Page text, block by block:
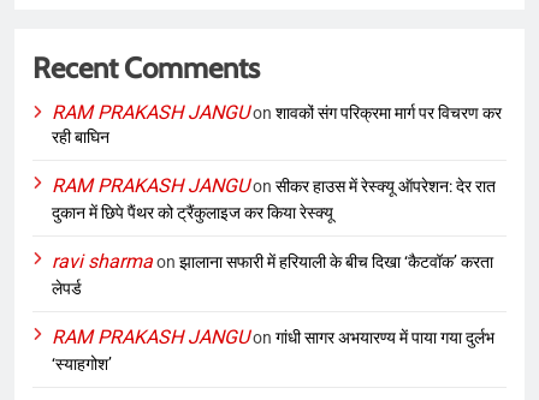
Recent Comments
RAM PRAKASH JANGUon शावकों संग परिक्रमा मार्ग पर विचरण कर
रही बाघिन
RAM PRAKASH JANGUon सीकर हाउस में रेस्क्यू ऑपरेशन: देर रात
दुकान में छिपे पैंथर को ट्रैंकुलाइज कर किया रेस्क्यू
ravi sharmaon झालाना सफारी में हरियाली के बीच दिखा ‘कैटवॉक’ करता
लेपर्ड
RAM PRAKASH JANGUon गांधी सागर अभयारण्य में पाया गया दुर्लभ
‘स्याहगोश’